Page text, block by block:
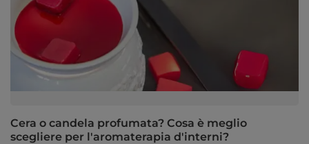
Cera o candela profumata? Cosa è meglio
scegliere per l'aromaterapia d'interni?